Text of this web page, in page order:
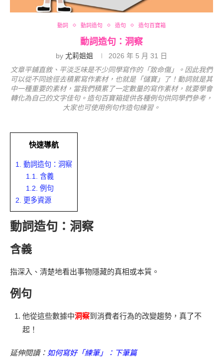
動詞 動詞造句 造句 造句百寶箱
動詞造句：洞察
by 尤莉姐姐
2026 年 5 月 31 日
文章平鋪直敘、平淡乏味是不少同學寫作的「致命傷」。因此我們
可以從不同途徑去積累寫作素材，也就是「儲寶」了！動詞就是其
中一種重要的素材，當我們積累了一定數量的寫作素材，就要學會
轉化為自己的文字佳句。造句百寶箱提供各種例句供同學們參考，
大家也可使用例句作造句練習。
快速導航
1.
動詞造句：洞察
1.1.
含義
1.2. 例句
2.
更多資源
動詞造句：洞察
含義
指深入、清楚地看出事物隱藏的真相或本質。
例句
他從這些數據中洞察到消費者行為的改變趨勢，真了不
起！
延伸閱讀： 如何寫好「練筆」：下筆篇